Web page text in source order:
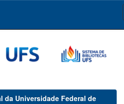
Universidade Federal de